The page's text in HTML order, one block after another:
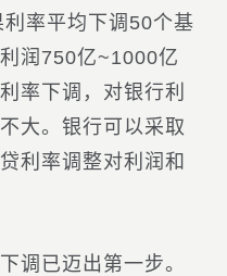
率平均下调50个基
润750亿~1000亿
率下调，对银行利
大。银行可以采取
利率调整对利润和
已迈出第一步。